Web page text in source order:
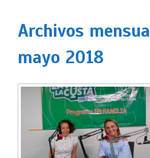
Archivos
mayo 2018